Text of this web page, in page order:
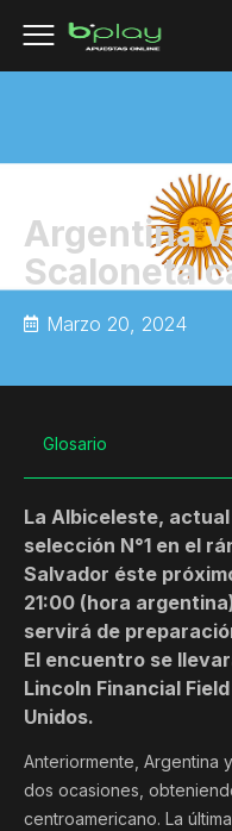
Argentina
Scaloneta
Marzo 20, 2024
Glosario
La Albiceleste,
selección N°1 en el
Salvador éste
21:00 (hora
servirá de
El encuentro se
Lincoln Financial
Unidos.
Anteriormente, Argentina
dos ocasiones,
centroamericano. La